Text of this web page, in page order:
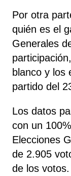
Por otra
quién es el
Generales
blanco y los
partido del
Los datos
con un
Elecciones
de 2.905
de los